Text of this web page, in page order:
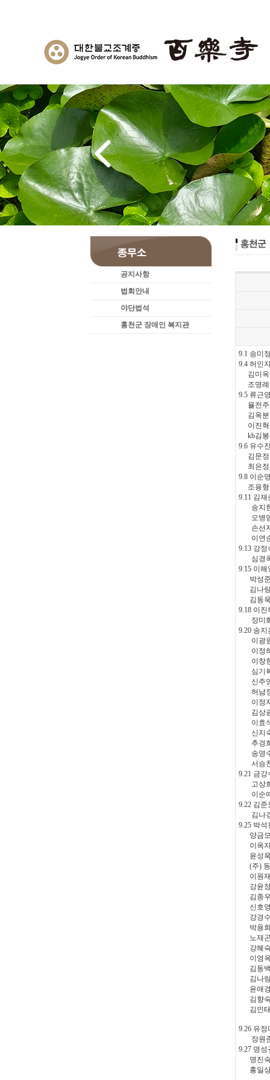
공지사항
법회안내
야단법석
홍천군 장애인 복지관
9.1 송미
9.4 허인
김미옥
조명례
9.5 류근
율전주
김옥분
이진혁
kb김봉
9.6 유수
김문정
최은정
9.8 이순
조용형
9.11 김재
송지
오병
손선
이연
9.13 강정
심경
9.15 이해
박성준
김나랑
김동욱
9.18 이진
장미
9.20 송지
이광
이정
이창
심기
신주
허남
이정
김상
이효
신지
추경
송영
서승
9.21 금
고상
이순
9.22 김준
김나
9.25 박석
양금모
이옥자
윤성욱
(주) 동
이원재
강윤정
김종우
신호영
강경수
박용희
노재곤
강혜숙
이영옥
김동백
김나랑
윤애경
김향숙
김인태
9.26 유정
장원
9.27 명성
명진숙
흥일상